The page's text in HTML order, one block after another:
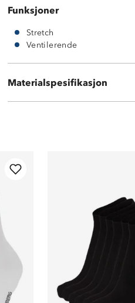
Funksjoner
Stretch
Ventilerende
Materialspesifikasjon
2 % elastan